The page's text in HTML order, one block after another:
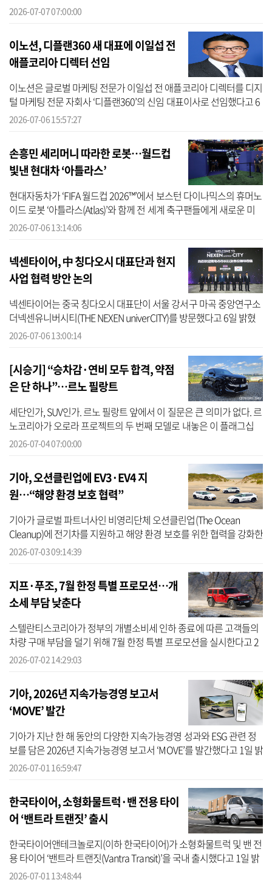
20만주를 장내에서 사들였다. KG케미칼은 평균 4184원에 10만주,
2026-07-07 07:00:00
이노션, 디플랜360 새 대표에 이일섭 전
애플코리아 디렉터 선임
이노션은 글로벌 마케팅 전문가 이일섭 전 애플코리아 디렉터를 디지
털 마케팅 전문 자회사 ‘디플랜360’의 신임 대표이사로 선임했다고 6
일 밝혔다. 이일섭 신임 대표는 25년 이상 국내외 주요 기업에서 마케
2026-07-06 15:57:27
손흥민 세리머니 따라한 로봇…월드컵
빛낸 현대차 ‘아틀라스’
현대자동차가 ‘FIFA 월드컵 2026™’에서 보스턴 다이나믹스의 휴머노
이드 로봇 ‘아틀라스(Atlas)’와 함께 전 세계 축구팬들에게 새로운 미
래 모빌리티 경험을 선사했다. 현대차는 5일(현지시간) 미국 뉴저지
2026-07-06 13:14:06
넥센타이어, 中 칭다오시 대표단과 현지
사업 협력 방안 논의
넥센타이어는 중국 칭다오시 대표단이 서울 강서구 마곡 중앙연구소
더넥센유니버시티(THE NEXEN univerCITY)를 방문했다고 6일 밝혔
다. 이번 방문은 칭다오시 정부 주요 지도자들의 한국 방문 일정의 일
2026-07-06 13:00:14
[시승기] “승차감·연비 모두 합격, 약점
은 단 하나”…르노 필랑트
세단인가, SUV인가. 르노 필랑트 앞에서 이 질문은 큰 의미가 없다. 르
노코리아가 오로라 프로젝트의 두 번째 모델로 내놓은 이 플래그십
크로스오버는 둘 중 하나를 고르는 대신 그 경계를 파고들었다. 낮게
2026-07-04 07:00:00
기아, 오션클린업에 EV3·EV4 지
원…“해양 환경 보호 협력”
기아가 글로벌 파트너사인 비영리단체 오션클린업(The Ocean
Cleanup)에 전기차를 지원하고 해양 환경 보호를 위한 협력을 강화한
다고 3일 밝혔다. 기아는 지난 2024년 오션클린업에 EV6 1대와 니로
2026-07-03 09:14:39
지프·푸조, 7월 한정 특별 프로모션…개
소세 부담 낮춘다
스텔란티스코리아가 정부의 개별소비세 인하 종료에 따른 고객들의
차량 구매 부담을 덜기 위해 7월 한정 특별 프로모션을 실시한다고 2
일 밝혔다. 이번 프로모션은 정부의 자동차 개별소비세율이 3.5%에
2026-07-02 14:29:03
기아, 2026년 지속가능경영 보고서
‘MOVE’ 발간
기아가 지난 한 해 동안의 다양한 지속가능경영 성과와 ESG 관련 정
보를 담은 2026년 지속가능경영 보고서 ‘MOVE’를 발간했다고 1일 밝
혔다. 기아는 ESG 이슈별 실제 이행 성과를 공시하고 고객, 투자자,
2026-07-01 16:59:47
한국타이어, 소형화물트럭·밴 전용 타이
어 ‘밴트라 트랜짓’ 출시
한국타이어앤테크놀로지(이하 한국타이어)가 소형화물트럭 및 밴 전
용 타이어 ‘밴트라 트랜짓(Vantra Transit)’을 국내 출시했다고 1일 밝
혔다. ‘밴트라 트랜짓’은 장시간 고하중 운행이 잦은 상용차 운전자를
2026-07-01 13:48:44